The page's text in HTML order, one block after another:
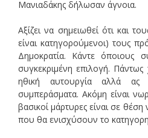
Μανιαδάκης δήλωσαν άγνοια.
Αξίζει να σημειωθεί ότι και
είναι κατηγορούμενοι) τους
Δημοκρατία. Κάντε όποιους
συγκεκριμένη επιλογή. Πάντως
ηθική αυτουργία αλλά ας
συμπεράσματα. Ακόμη είναι
βασικοί μάρτυρες είναι σε
που θα ενισχύσουν το